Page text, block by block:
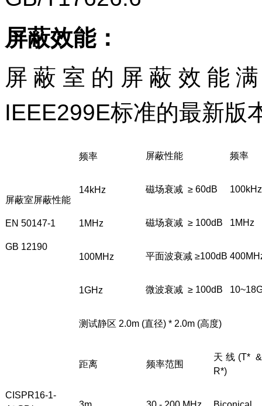
屏蔽效能：
屏蔽室的屏蔽效能
IEEE299E标准的最新版
屏蔽室屏蔽性能
EN 50147-1
GB 12190
频率 屏蔽性能 频率
14kHz 磁场衰减 ≥ 60dB 100kHz
1MHz 磁场衰减 ≥ 100dB 1MHz
100MHz 平面波衰减 ≥100dB
1GHz 微波衰减 ≥ 100dB
CISPR16-1-
测试静区 2.0m (直径) * 2.0m (高度)
距离 频率范围
天线 (T* &
R*)